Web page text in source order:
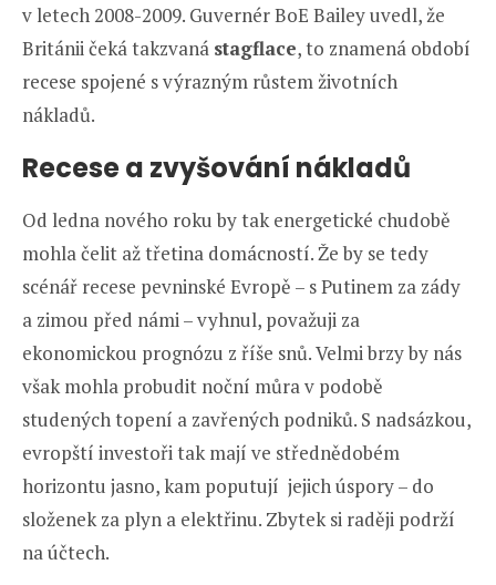
v letech 2008-2009. Guvernér BoE Bailey uvedl, že
Británii čeká takzvaná stagflace, to znamená období
recese spojené s výrazným růstem životních
nákladů.
Recese a zvyšování nákladů
Od ledna nového roku by tak energetické chudobě
mohla čelit až třetina domácností. Že by se tedy
scénář recese pevninské Evropě – s Putinem za zády
a zimou před námi – vyhnul, považuji za
ekonomickou prognózu z říše snů. Velmi brzy by nás
však mohla probudit noční můra v podobě
studených topení a zavřených podniků. S nadsázkou,
evropští investoři tak mají ve střednědobém
horizontu jasno, kam poputují jejich úspory – do
složenek za plyn a elektřinu. Zbytek si raději podrží
na účtech.